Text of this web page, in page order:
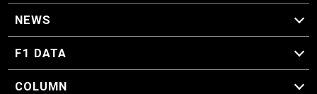
NEWS
F1 ニュース
F1 DATA
F1 日程
F1 データ
COLUMN